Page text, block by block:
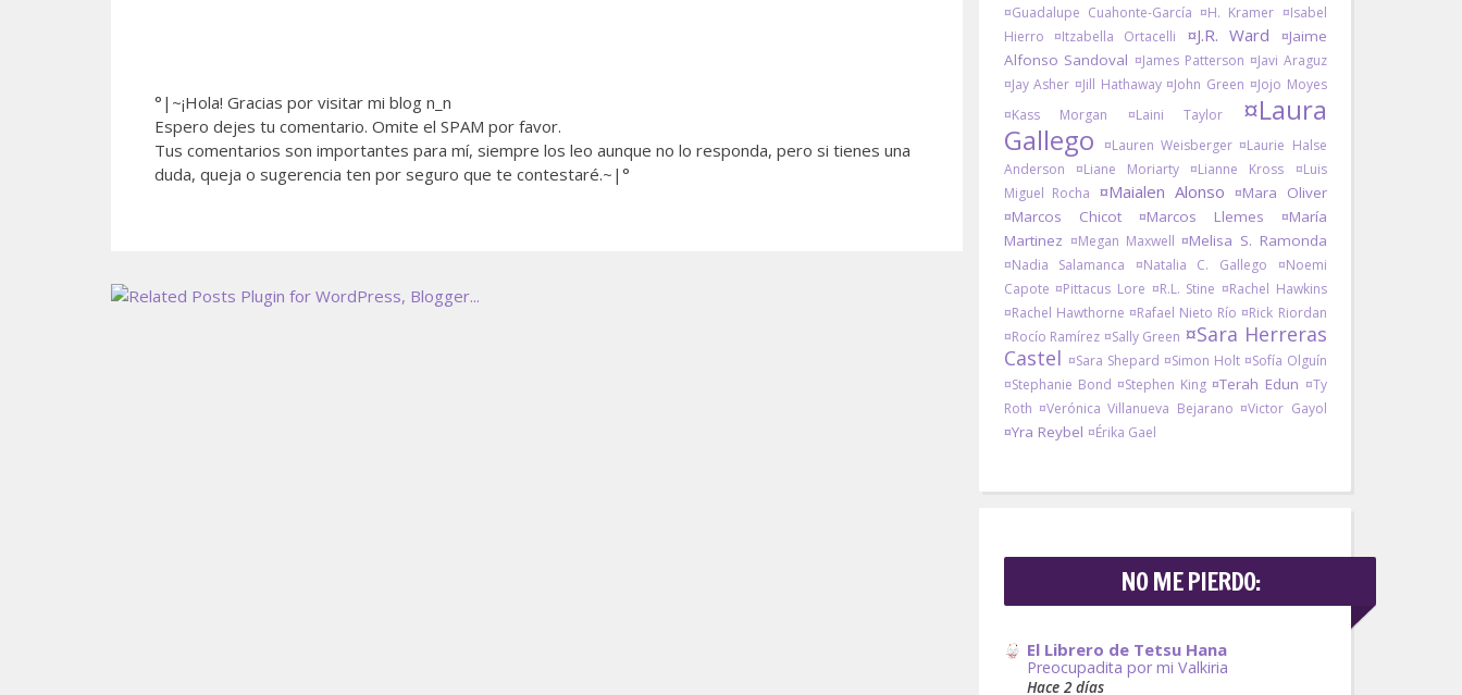
°|~¡Hola! Gracias por visitar mi blog n_n
Espero dejes tu comentario. Omite el SPAM por favor.
Tus comentarios son importantes para mí, siempre los leo aunque no lo responda, pero si tienes una
duda, queja o sugerencia ten por seguro que te contestaré.~|°
¤Guadalupe Cuahonte-García ¤H. Kramer ¤Isabel
Hierro
¤Itzabella Ortacelli ¤J.R. Ward
¤Jaime
Alfonso Sandoval ¤James Patterson ¤Javi Araguz
¤Jay Asher ¤Jill Hathaway ¤John Green ¤Jojo Moyes
¤Kass Morgan
¤Laini Taylor
¤Laura
Gallego
¤Lauren Weisberger ¤Laurie Halse
Anderson
¤Liane Moriarty ¤Lianne Kross
¤Luis
Miguel Rocha ¤Maialen Alonso ¤Mara Oliver
¤Marcos Chicot
¤Marcos Llemes
¤María
Martinez ¤Megan Maxwell ¤Melisa S. Ramonda
¤Nadia Salamanca ¤Natalia C. Gallego
¤Noemi
Capote ¤Pittacus Lore ¤R.L. Stine ¤Rachel Hawkins
¤Rachel Hawthorne ¤Rafael Nieto Río ¤Rick Riordan
¤Rocío Ramírez ¤Sally Green ¤Sara Herreras
Castel ¤Sara Shepard ¤Simon Holt ¤Sofía Olguín
¤Stephanie Bond ¤Stephen King ¤Terah Edun ¤Ty
Roth ¤Verónica Villanueva Bejarano ¤Victor Gayol
¤Yra Reybel ¤Érika Gael
NO ME PIERDO:
El Librero de Tetsu Hana
Preocupadita por mi Valkiria
Hace 2 días